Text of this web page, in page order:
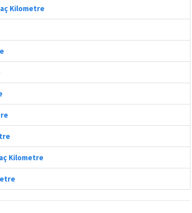
Kilometre
Kilometre